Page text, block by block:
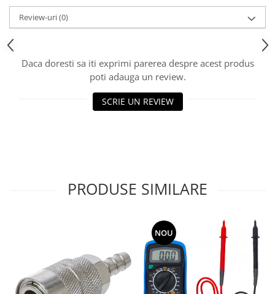
Review-uri(0)
Daca doresti sa iti exprimi parerea despre acest produs
poti adauga un review.
SCRIE UN REVIEW
PRODUSE SIMILARE
NOU